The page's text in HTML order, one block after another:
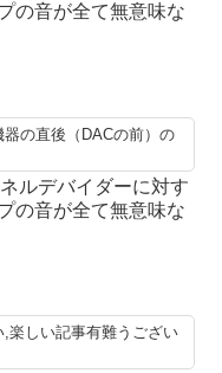
の音が全て無意味な
の直後（DACの前）の
ルデバイダーに対す
の音が全て無意味な
楽しい記事有難うござい